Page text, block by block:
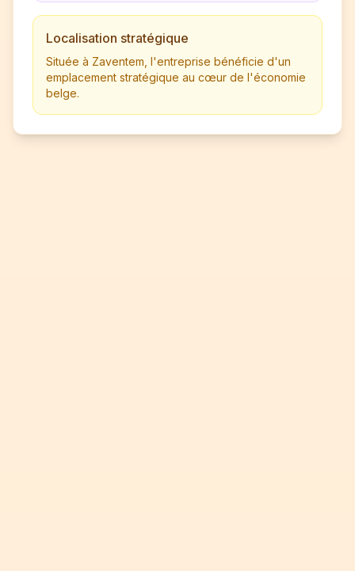
Localisation stratégique
Située à Zaventem, l'entreprise bénéficie d'un
emplacement stratégique au cœur de l'économie
belge.